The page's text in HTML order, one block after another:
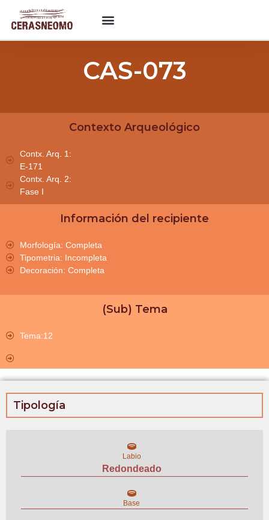
CAS-073
Contexto Arqueológico
Contx. Arq. 1:
E-171
Contx. Arq. 2:
Fase I
Información del recipiente
Morfología: Completa
Tipometria: Incompleta
Decoración: Completa
(Sub) Tema
Tema:12
Tipología
Labio
Redondeado
Base